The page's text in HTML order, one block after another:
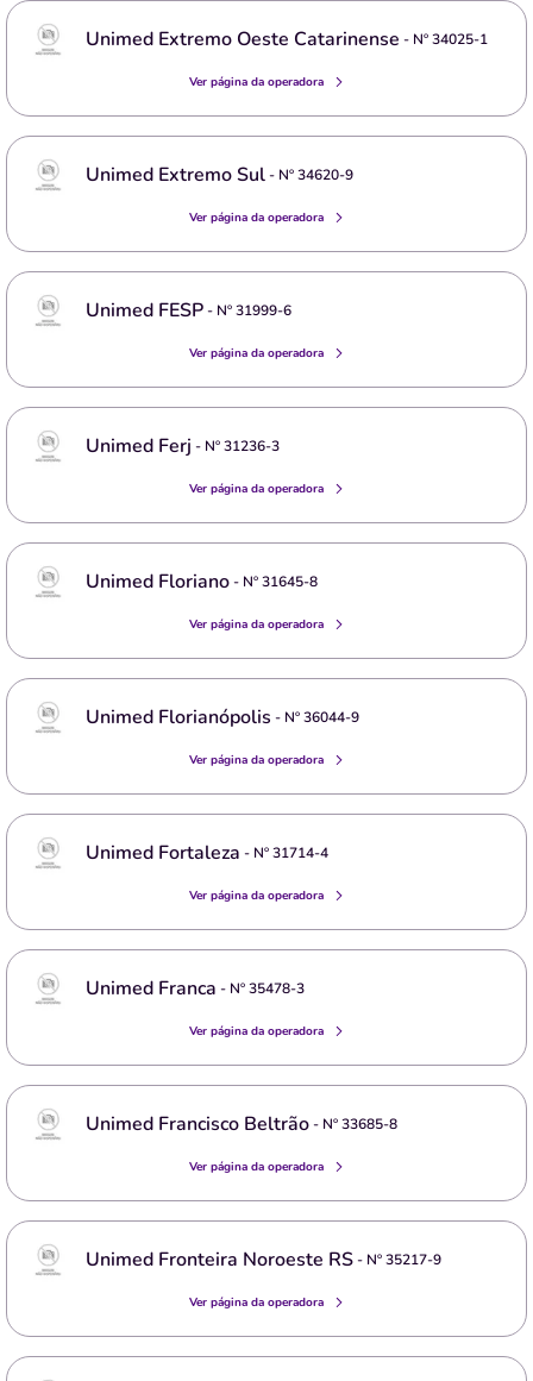
Unimed Extremo Oeste Catarinense - Nº34025-1
Ver página da operadora
Unimed Extremo Sul- Nº34620-9
Ver página da operadora
Unimed FESP- Nº31999-6
Ver página da operadora
Unimed Ferj - Nº31236-3
Ver página da operadora
Unimed Floriano- Nº31645-8
Ver página da operadora
Unimed Florianópolis - Nº36044-9
Ver página da operadora
Unimed Fortaleza - Nº31714-4
Ver página da operadora
Unimed Franca - Nº35478-3
Ver página da operadora
Unimed Francisco Beltrão- Nº33685-8
Ver página da operadora
Unimed Fronteira Noroeste RS- Nº35217-9
Ver página da operadora